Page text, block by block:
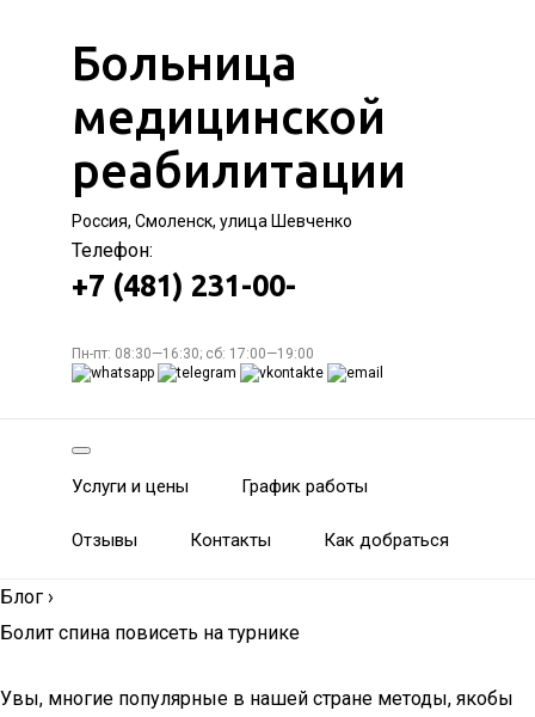
Больница
медицинской
реабилитации
Россия, Смоленск, улица Шевченко
Телефон:
+7 (481) 231-00-
Пн-пт: 08:30—16:30; сб: 17:00—19:00
Услуги и цены График работы
Отзывы Контакты Как добраться
Блог ›
Болит спина повисеть на турнике
Увы, многие популярные в нашей стране методы, якобы